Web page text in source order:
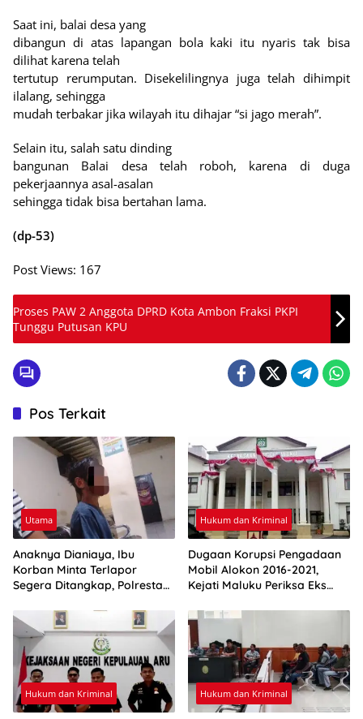
Saat ini, balai desa yang
dibangun di atas lapangan bola kaki itu nyaris tak bisa
dilihat karena telah
tertutup rerumputan. Disekelilingnya juga telah dihimpit
ilalang, sehingga
mudah terbakar jika wilayah itu dihajar “si jago merah”.
Selain itu, salah satu dinding
bangunan Balai desa telah roboh, karena di duga
pekerjaannya asal-asalan
sehingga tidak bisa bertahan lama.
(dp-53)
Post Views: 167
Proses PAW 2 Anggota DPRD Kota Ambon Fraksi PKPI
Tunggu Putusan KPU
Pos Terkait
Utama
Anaknya Dianiaya, Ibu
Korban Minta Terlapor
Segera Ditangkap, Polresta
Penyelidikan
Hukum dan Kriminal
Dugaan Korupsi Pengadaan
Mobil Alokon 2016-2021,
Kejati Maluku Periksa Eks
Hukum dan Kriminal Hukum dan Kriminal